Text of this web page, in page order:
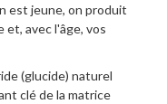
est jeune, on produit
avec l'âge, vos
(glucide) naturel
clé de la matrice